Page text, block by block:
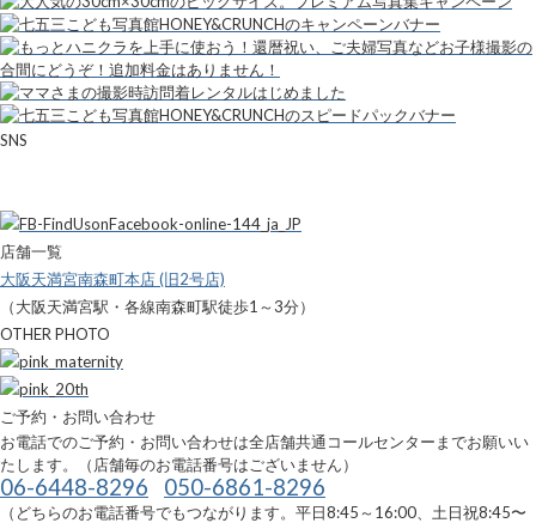
SNS
店舗一覧
大阪天満宮南森町本店 (旧2号店)
（大阪天満宮駅・各線南森町駅徒歩1～3分）
OTHER PHOTO
ご予約・お問い合わせ
お電話でのご予約・お問い合わせは全店舗共通コールセンターまでお願いい
たします。（店舗毎のお電話番号はございません）
06-6448-8296 050-6861-8296
（どちらのお電話番号でもつながります。平日8:45～16:00、土日祝8:45〜